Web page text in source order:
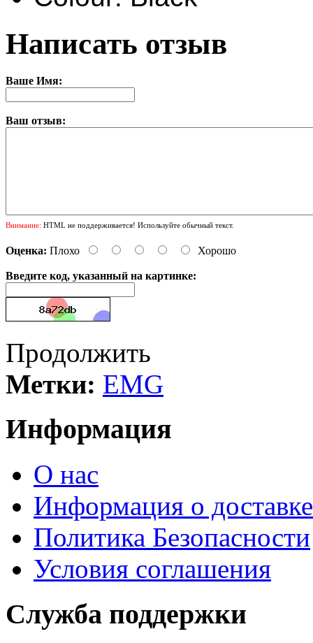
Написать отзыв
Ваше Имя:
Ваш отзыв:
Внимание: HTML не поддерживается! Используйте обычный текст.
Оценка: Плохо Хорошо
Введите код, указанный на картинке:
Продолжить
Метки: EMG
Информация
О нас
Информация о доставке
Политика Безопасности
Условия соглашения
Служба поддержки